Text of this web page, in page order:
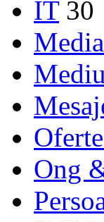
IT 30
Mediu
Ong